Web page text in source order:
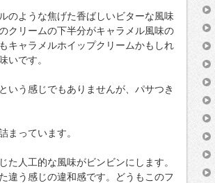
のような焦げた香ばしいビターな風味
クリームの下半分がキャラメル風味の
キャラメルホイップクリームかもしれ
いです。
いう感じでもありませんが、パサつき
まっています。
人工的な風味がビンビンにします。
違う感じの違和感です。どうもこのフ